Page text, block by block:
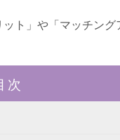
ト」や「マッチン
次